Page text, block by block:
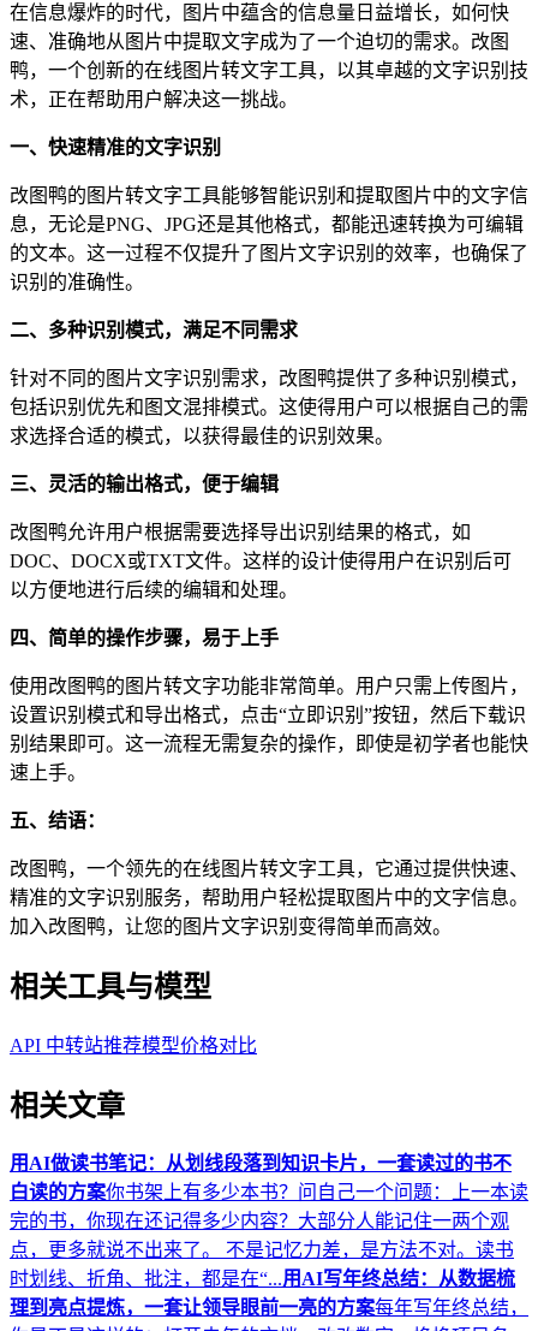
在信息爆炸的时代，图片中蕴含的信息量日益增长，如何快
速、准确地从图片中提取文字成为了一个迫切的需求。改图
鸭，一个创新的在线图片转文字工具，以其卓越的文字识别技
术，正在帮助用户解决这一挑战。
一、快速精准的文字识别
改图鸭的图片转文字工具能够智能识别和提取图片中的文字信
息，无论是PNG、JPG还是其他格式，都能迅速转换为可编辑
的文本。这一过程不仅提升了图片文字识别的效率，也确保了
识别的准确性。
二、多种识别模式，满足不同需求
针对不同的图片文字识别需求，改图鸭提供了多种识别模式，
包括识别优先和图文混排模式。这使得用户可以根据自己的需
求选择合适的模式，以获得最佳的识别效果。
三、灵活的输出格式，便于编辑
改图鸭允许用户根据需要选择导出识别结果的格式，如
DOC、DOCX或TXT文件。这样的设计使得用户在识别后可
以方便地进行后续的编辑和处理。
四、简单的操作步骤，易于上手
使用改图鸭的图片转文字功能非常简单。用户只需上传图片，
设置识别模式和导出格式，点击“立即识别”按钮，然后下载识
别结果即可。这一流程无需复杂的操作，即使是初学者也能快
速上手。
五、结语：
改图鸭，一个领先的在线图片转文字工具，它通过提供快速、
精准的文字识别服务，帮助用户轻松提取图片中的文字信息。
加入改图鸭，让您的图片文字识别变得简单而高效。
相关工具与模型
API 中转站推荐模型价格对比
相关文章
用AI做读书笔记：从划线段落到知识卡片，一套读过的书不
白读的方案你书架上有多少本书？问自己一个问题：上一本读
完的书，你现在还记得多少内容？大部分人能记住一两个观
点，更多就说不出来了。 不是记忆力差，是方法不对。读书
时划线、折角、批注，都是在“...用AI写年终总结：从数据梳
理到亮点提炼，一套让领导眼前一亮的方案每年写年终总结，